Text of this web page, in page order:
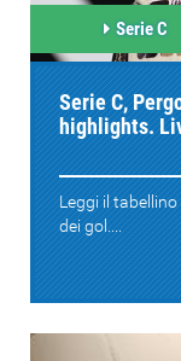
Serie C
Serie C,
highlights.
Leggi il
dei gol....